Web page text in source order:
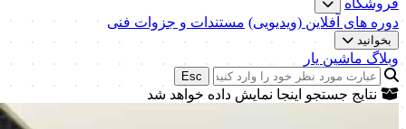
دوره های آفلاین (ویدیویی) مستندات و جزوات فنی
بخوانید
وبلاگ ماشین یار
Esc
نتایج جستجو اینجا نمایش داده خواهد شد